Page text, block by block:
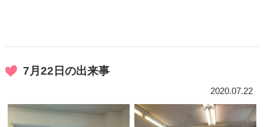
7月22日の出来事
2020.07.22